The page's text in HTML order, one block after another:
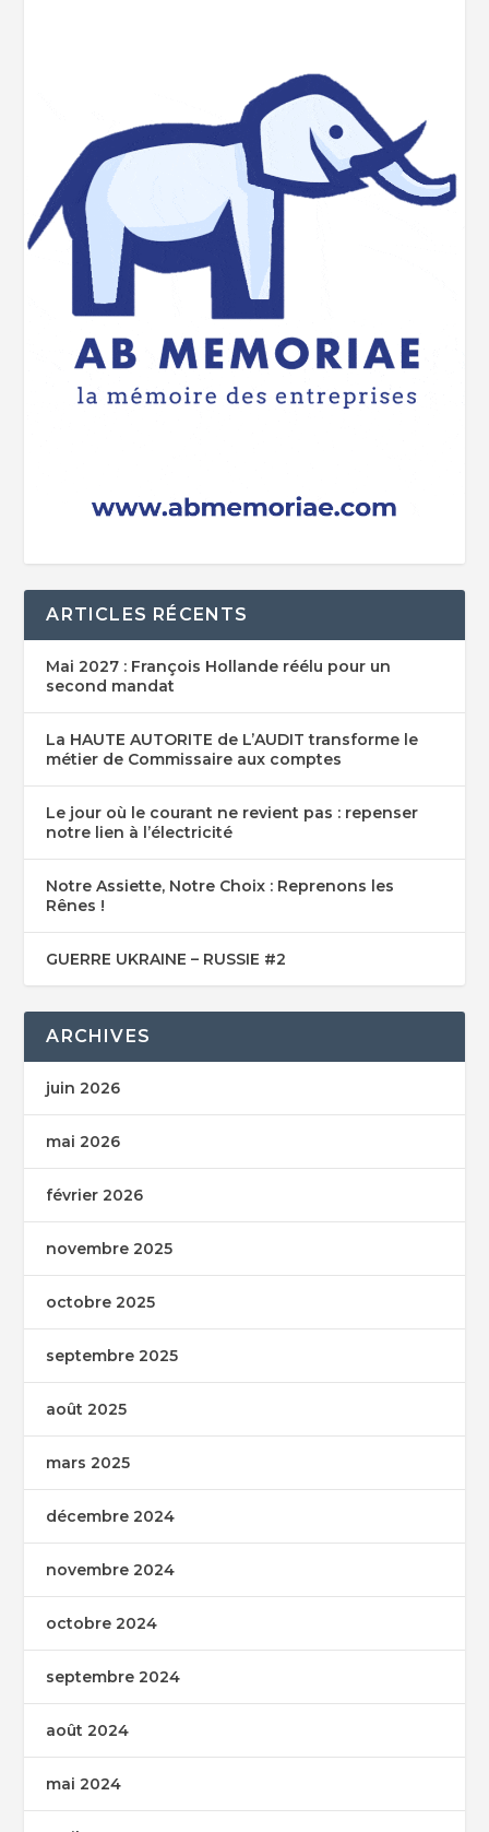
ARTICLES RÉCENTS
Mai 2027 : François Hollande réélu pour un
second mandat
La HAUTE AUTORITE de L’AUDIT transforme le
métier de Commissaire aux comptes
Le jour où le courant ne revient pas : repenser
notre lien à l’électricité
Notre Assiette, Notre Choix : Reprenons les
Rênes !
GUERRE UKRAINE – RUSSIE #2
ARCHIVES
juin 2026
mai 2026
février 2026
novembre 2025
octobre 2025
septembre 2025
août 2025
mars 2025
décembre 2024
novembre 2024
octobre 2024
septembre 2024
août 2024
mai 2024